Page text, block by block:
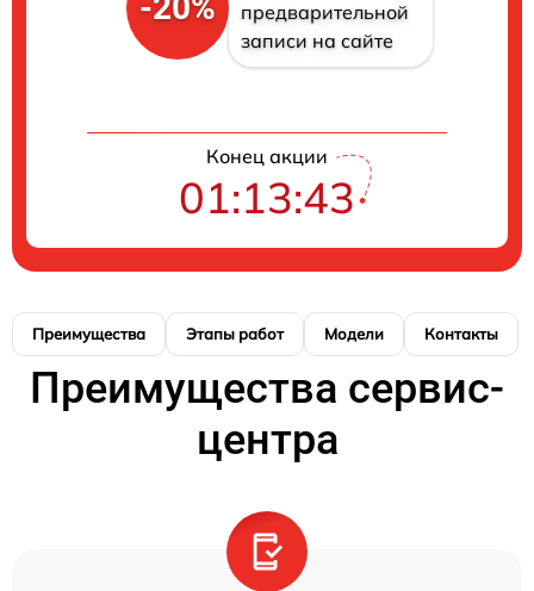
предварительной
записи на сайте
Конец акции
01:13:42
Преимущества Этапы работ Модели Контакты
Преимущества сервис-
центра